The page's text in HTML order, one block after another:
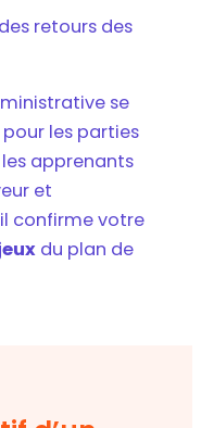
retours des
se
les parties
apprenants
et
confirme votre
du plan de